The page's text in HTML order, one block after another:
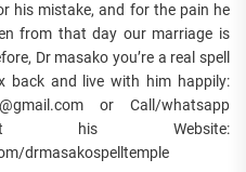
his mistake, and for the pain he
from that day our marriage is
Dr masako you’re a real spell
back and live with him happily:
or Call/whatsapp
Visit his Website:
drmasakospelltemple